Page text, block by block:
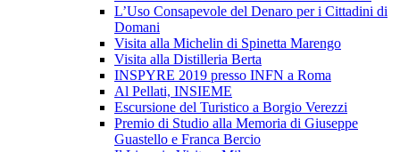
L’Uso Consapevole del Denaro per i Cittadini di
Domani
Visita alla Michelin di Spinetta Marengo
Visita alla Distilleria Berta
INSPYRE 2019 presso INFN a Roma
Al Pellati, INSIEME
Escursione del Turistico a Borgio Verezzi
Premio di Studio alla Memoria di Giuseppe
Guastello e Franca Bercio